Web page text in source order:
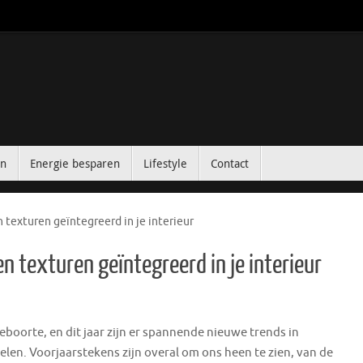
Energie besparen Lifestyle Contact
texturen geïntegreerd in je interieur
texturen geïntegreerd in je interieur
en dit jaar zijn er spannende nieuwe trends in
Voorjaarstekens zijn overal om ons heen te zien, van de